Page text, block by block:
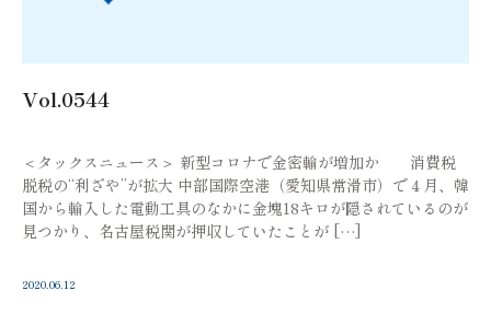
Vol.0544
＜タックスニュース＞ 新型コロナで金密輸が増加か 消費税
脱税の“利ざや”が拡大 中部国際空港（愛知県常滑市）で４月、韓
国から輸入した電動工具のなかに金塊18キロが隠されているのが
見つかり、名古屋税関が押収していたことが […]
2020.06.12